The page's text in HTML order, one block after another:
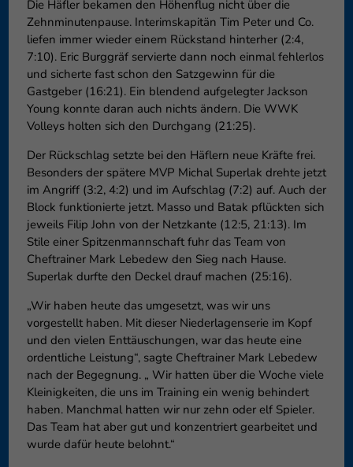
Die Häfler bekamen den Höhenflug nicht über die
Zehnminutenpause. Interimskapitän Tim Peter und Co.
liefen immer wieder einem Rückstand hinterher (2:4,
7:10). Eric Burggräf servierte dann noch einmal fehlerlos
und sicherte fast schon den Satzgewinn für die
Gastgeber (16:21). Ein blendend aufgelegter Jackson
Young konnte daran auch nichts ändern. Die WWK
Volleys holten sich den Durchgang (21:25).
Der Rückschlag setzte bei den Häflern neue Kräfte frei.
Besonders der spätere MVP Michal Superlak drehte jetzt
im Angriff (3:2, 4:2) und im Aufschlag (7:2) auf. Auch der
Block funktionierte jetzt. Masso und Batak pflückten sich
jeweils Filip John von der Netzkante (12:5, 21:13). Im
Stile einer Spitzenmannschaft fuhr das Team von
Cheftrainer Mark Lebedew den Sieg nach Hause.
Superlak durfte den Deckel drauf machen (25:16).
„Wir haben heute das umgesetzt, was wir uns
vorgestellt haben. Mit dieser Niederlagenserie im Kopf
und den vielen Enttäuschungen, war das heute eine
ordentliche Leistung“, sagte Cheftrainer Mark Lebedew
nach der Begegnung. „ Wir hatten über die Woche viele
Kleinigkeiten, die uns im Training ein wenig behindert
haben. Manchmal hatten wir nur zehn oder elf Spieler.
Das Team hat aber gut und konzentriert gearbeitet und
wurde dafür heute belohnt.“